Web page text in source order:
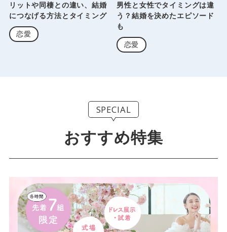
リットや同棲との違い、結婚
につなげる方法とタイミング
恋愛
男性と女性でタイミングは違
う？結婚を決めたエピソード
も
恋愛
SPECIAL
おすすめ特集